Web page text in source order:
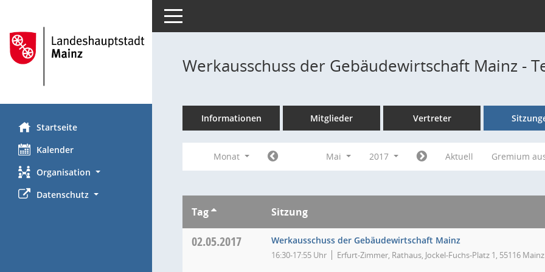
Startseite
Kalender
Organisation
Datenschutz
Toggle navigation
Werkausschuss der Gebäudewirtschaft Mainz -
Informationen Mitglieder Vertreter
Monat Mai 2017 Aktuell Gremium
Tag Sitzung
02.05.2017 Werkausschuss der Gebäudewirtschaft Mainz
16:30-17:55 Uhr Erfurt-Zimmer, Rathaus, Jockel-Fuchs-Platz 1, 55116 Mainz